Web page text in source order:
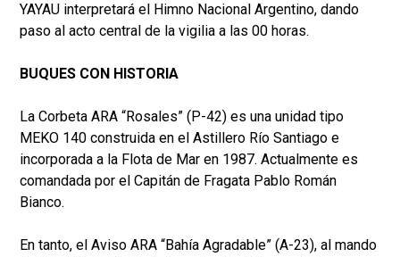
YAYAU interpretará el Himno Nacional Argentino, dando
paso al acto central de la vigilia a las 00 horas.
BUQUES CON HISTORIA
La Corbeta ARA “Rosales” (P-42) es una unidad tipo
MEKO 140 construida en el Astillero Río Santiago e
incorporada a la Flota de Mar en 1987. Actualmente es
comandada por el Capitán de Fragata Pablo Román
Bianco.
En tanto, el Aviso ARA “Bahía Agradable” (A-23), al mando